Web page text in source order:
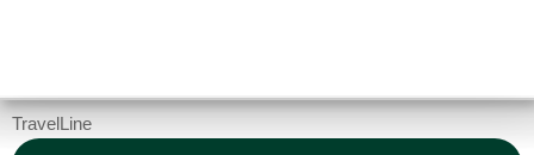
TravelLine